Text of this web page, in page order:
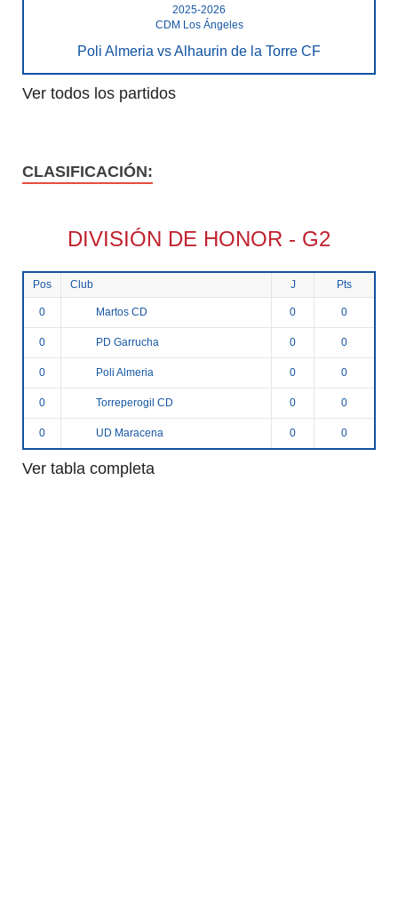
2025-2026
CDM Los Ángeles
Poli Almeria vs Alhaurin de la Torre CF
Ver todos los partidos
CLASIFICACIÓN:
DIVISIÓN DE HONOR - G2
Pos Club J Pts
0 Martos CD 0 0
0 PD Garrucha 0 0
0 Poli Almeria 0 0
0 Torreperogil CD 0 0
0 UD Maracena 0 0
Ver tabla completa